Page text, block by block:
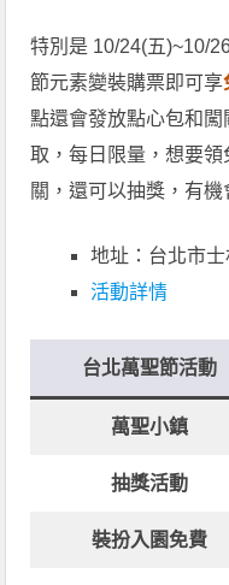
特別是 10/24(五)~10/
節元素變裝購票即可享
點還會發放點心包和
取，每日限量，想要
關，還可以抽獎，有
地址：台北市
活動詳情
台北萬聖節活動
萬聖小鎮
抽獎活動
裝扮入園免費